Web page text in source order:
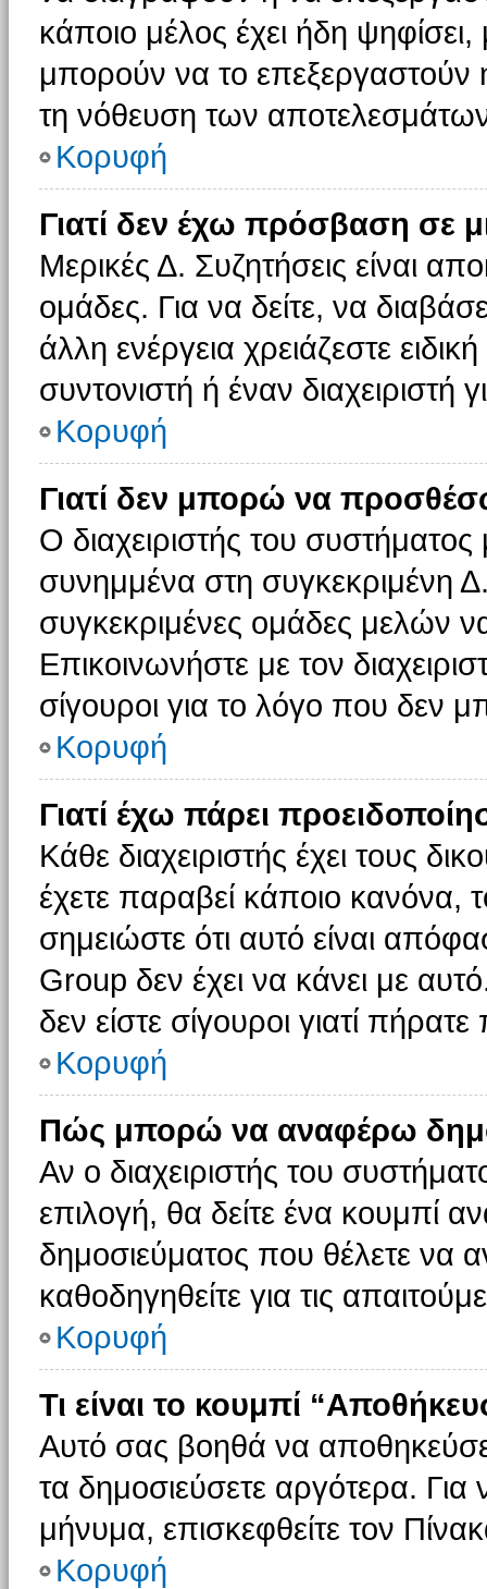
κάποιο μέλος έχει ήδη ψηφίσει,
μπορούν να το επεξεργαστούν
τη νόθευση των
Κορυφή
Γιατί δεν έχω πρόσβαση σε
Μερικές Δ. Συζητήσεις είναι
ομάδες. Για να δείτε, να
άλλη ενέργεια χρειάζεστε
συντονιστή ή έναν διαχειριστή
Κορυφή
Γιατί δεν μπορώ να
Ο διαχειριστής του
συνημμένα στη συγκεκριμένη
συγκεκριμένες ομάδες μελών
Επικοινωνήστε με τον
σίγουροι για το λόγο που δεν
Κορυφή
Γιατί έχω πάρει
Κάθε διαχειριστής έχει τους
έχετε παραβεί κάποιο κανόνα,
σημειώστε ότι αυτό είναι
Group δεν έχει να κάνει με
δεν είστε σίγουροι γιατί
Κορυφή
Πώς μπορώ να αναφέρω
Αν ο διαχειριστής του
επιλογή, θα δείτε ένα κουμπί
δημοσιεύματος που θέλετε να
καθοδηγηθείτε για τις
Κορυφή
Τι είναι το κουμπί
Αυτό σας βοηθά να
τα δημοσιεύσετε αργότερα.
μήνυμα, επισκεφθείτε τον
Κορυφή